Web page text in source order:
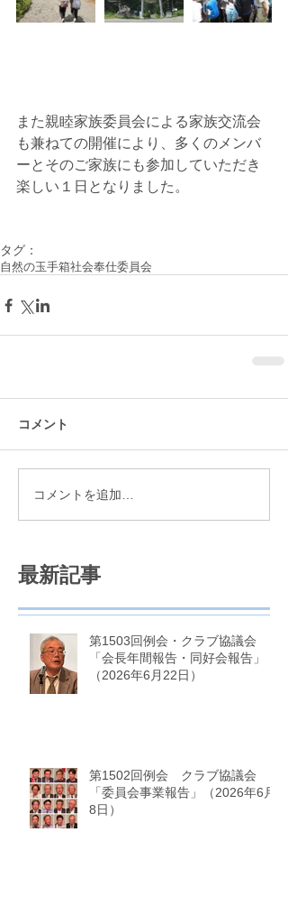
また親睦家族委員会による家族交流会
も兼ねての開催により、多くのメンバ
ーとそのご家族にも参加していただき
楽しい１日となりました。
タグ：
自然の玉手箱社会奉仕委員会
コメント
コメントを追加…
最新記事
第1503回例会・クラブ協議会
「会長年間報告・同好会報告」
（2026年6月22日）
第1502回例会 クラブ協議会
「委員会事業報告」（2026年6月
8日）